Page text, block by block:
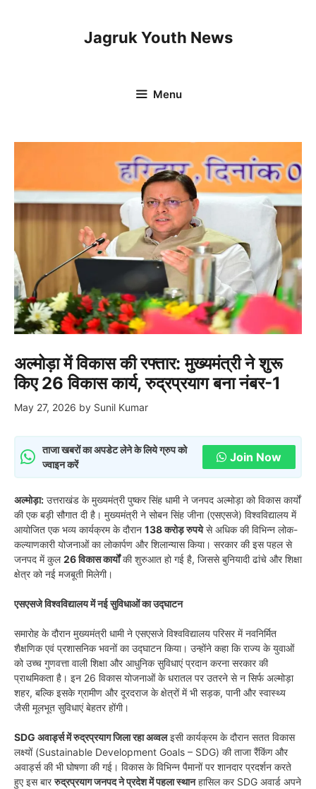
Jagruk Youth News
Menu
अल्मोड़ा में विकास की रफ्तार: मुख्यमंत्री ने शुरू
किए 26 विकास कार्य, रुद्रप्रयाग बना नंबर-1
May 27, 2026 by Sunil Kumar
ताजा खबरों का अपडेट लेने के लिये ग्रुप को
ज्वाइन करें
Join Now
अल्मोड़ा: उत्तराखंड के मुख्यमंत्री पुष्कर सिंह धामी ने जनपद अल्मोड़ा को विकास कार्यों
की एक बड़ी सौगात दी है। मुख्यमंत्री ने सोबन सिंह जीना (एसएसजे) विश्वविद्यालय में
आयोजित एक भव्य कार्यक्रम के दौरान 138 करोड़ रुपयेसे अधिक की विभिन्न लोक-
कल्याणकारी योजनाओं का लोकार्पण और शिलान्यास किया। सरकार की इस पहल से
जनपद में कुल26 विकास कार्योंकी शुरुआत हो गई है, जिससे बुनियादी ढांचे और शिक्षा
क्षेत्र को नई मजबूती मिलेगी।
एसएसजे विश्वविद्यालय में नई सुविधाओं का उद्घाटन
समारोह के दौरान मुख्यमंत्री धामी ने एसएसजे विश्वविद्यालय परिसर में नवनिर्मित
शैक्षणिक एवं प्रशासनिक भवनों का उद्घाटन किया। उन्होंने कहा कि राज्य के युवाओं
को उच्च गुणवत्ता वाली शिक्षा और आधुनिक सुविधाएं प्रदान करना सरकार की
प्राथमिकता है। इन 26 विकास योजनाओं के धरातल पर उतरने से न सिर्फ अल्मोड़ा
शहर, बल्कि इसके ग्रामीण और दूरदराज के क्षेत्रों में भी सड़क, पानी और स्वास्थ्य
जैसी मूलभूत सुविधाएं बेहतर होंगी।
SDG अवार्ड्स में रुद्रप्रयाग जिला रहा अव्वलइसी कार्यक्रम के दौरान सतत विकास
लक्ष्यों (Sustainable Development Goals – SDG) की ताजा रैंकिंग और
अवार्ड्स की भी घोषणा की गई। विकास के विभिन्न पैमानों पर शानदार प्रदर्शन करते
हुए इस बाररुद्रप्रयाग जनपद ने प्रदेश में पहला स्थानहासिल कर SDG अवार्ड अपने